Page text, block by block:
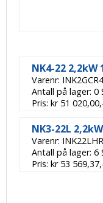
NK4-22 2,2kW
Varenr:
Antall på lager: 0
Pris: kr 51
NK3-22L
Varenr:
Antall på lager: 6
Pris: kr 53